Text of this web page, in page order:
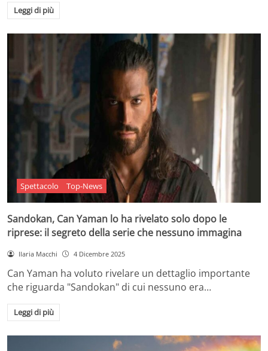
Leggi di più
Spettacolo Top-News
Sandokan, Can Yaman lo ha rivelato solo dopo le
riprese: il segreto della serie che nessuno immagina
Ilaria Macchi 4 Dicembre 2025
Can Yaman ha voluto rivelare un dettaglio importante
che riguarda "Sandokan" di cui nessuno era…
Leggi di più